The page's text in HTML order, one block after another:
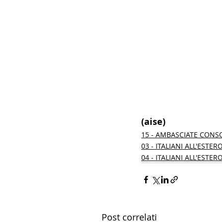
(aise)
15 - AMBASCIATE
03 - ITALIANI ALL'ESTERO
04 - ITALIANI
Post correlati